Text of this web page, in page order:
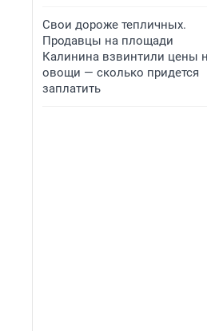
Свои дороже тепличных.
Продавцы на площади
Калинина взвинтили цены
овощи — сколько придется
заплатить